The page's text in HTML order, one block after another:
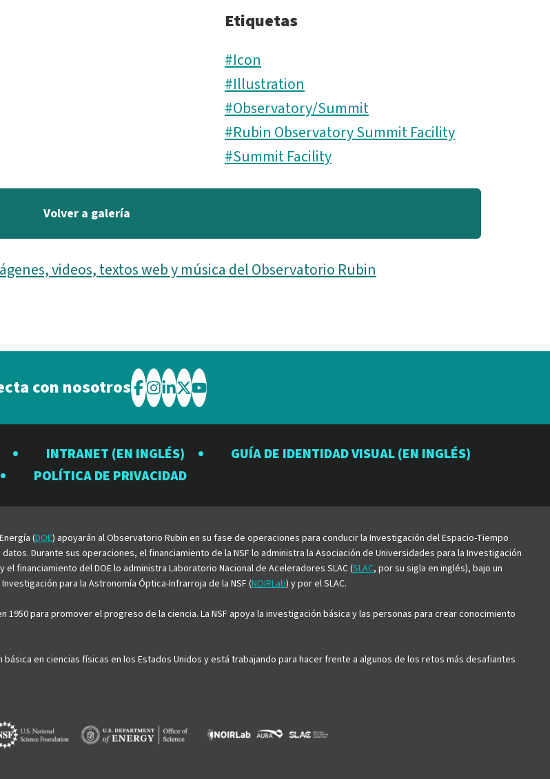
Etiquetas
#Icon
#Illustration
#Observatory/Summit
#Rubin Observatory Summit Facility
#Summit Facility
Volver a galería
videos, textos web y música del Observatorio Rubin
con nosotros Visite
el
Observatorio
Rubin
Visite
el
Observatorio
Rubin
Visite
el
Observatorio
Rubin
Visite
el
Observatorio
Rubin
Visite
el
Observatorio
INTRANET (EN INGLÉS)
GUÍA DE IDENTIDAD VISUAL (EN INGLÉS)
POLÍTICA DE PRIVACIDAD
(DOE) apoyarán al Observatorio Rubin en su fase de operaciones para conducir la Investigación del Espacio-Tiempo
Durante sus operaciones, el financiamiento de la NSF lo administra la Asociación de Universidades para la Investigación
financiamiento del DOE lo administra Laboratorio Nacional de Aceleradores SLAC (SLAC, por su sigla en inglés), bajo un
para la Astronomía Óptica-Infrarroja de la NSF (NOIRLab) y por el SLAC.
para promover el progreso de la ciencia. La NSF apoya la investigación básica y las personas para crear conocimiento
en ciencias físicas en los Estados Unidos y está trabajando para hacer frente a algunos de los retos más desafiantes